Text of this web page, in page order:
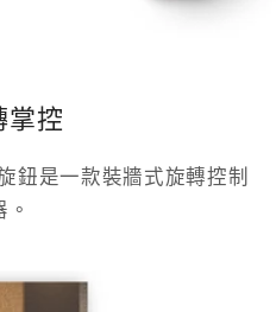
掌控
鈕是一款裝牆式旋轉控制
。